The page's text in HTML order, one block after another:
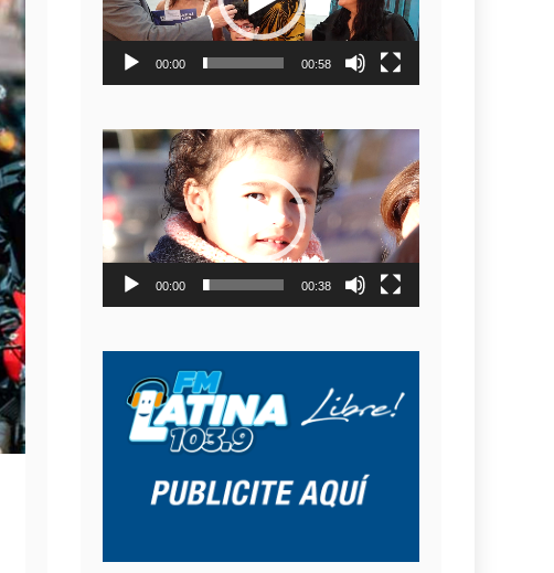
00:00 00:58
Reproductor
de
video
00:00 00:38